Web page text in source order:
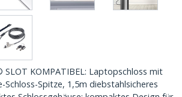
SLOT KOMPATIBEL: Laptopschloss mit
Schloss-Spitze, 1,5m diebstahlsicheres